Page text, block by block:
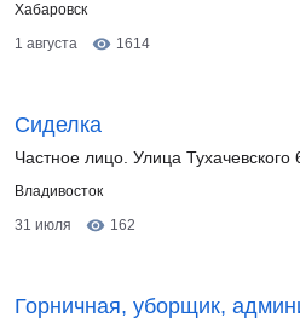
Хабаровск
1 августа
1614
Сиделка
Частное лицо. Улица Тухачевского
Владивосток
31 июля
162
Горничная, уборщик,